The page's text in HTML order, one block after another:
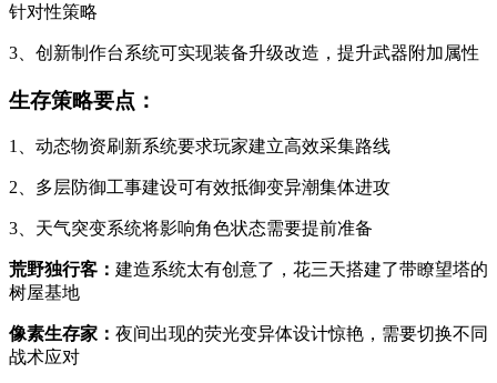
针对性策略
3、创新制作台系统可实现装备升级改造，提升武器附加属性
生存策略要点：
1、动态物资刷新系统要求玩家建立高效采集路线
2、多层防御工事建设可有效抵御变异潮集体进攻
3、天气突变系统将影响角色状态需要提前准备
荒野独行客： 建造系统太有创意了，花三天搭建了带瞭望塔的
树屋基地
像素生存家： 夜间出现的荧光变异体设计惊艳，需要切换不同
战术应对